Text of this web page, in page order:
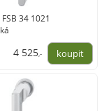
34 1021
4 525,-